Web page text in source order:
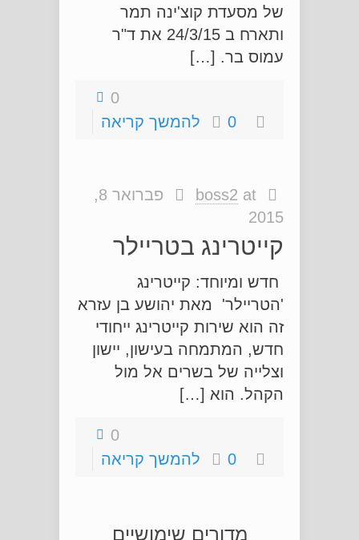
של מסעדת קוצ'ינה תמר
ותארח ב 24/3/15 את ד"ר
עמוס בר. […]
0
0
להמשך קריאה
boss2 at
פברואר 8,
2015
קייטרינג בטריילר
חדש ומיוחד: קייטרינג
'הטריילר' מאת יהושע בן עזרא
זה הוא שירות קייטרינג ייחודי
חדש, המתמחה בעישון, יישון
וצלייה של בשרים אל מול
הקהל. הוא […]
0
0
להמשך קריאה
מדורים שימושיים